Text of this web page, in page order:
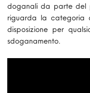
doganali da parte del
riguarda la categoria
disposizione per
sdoganamento.